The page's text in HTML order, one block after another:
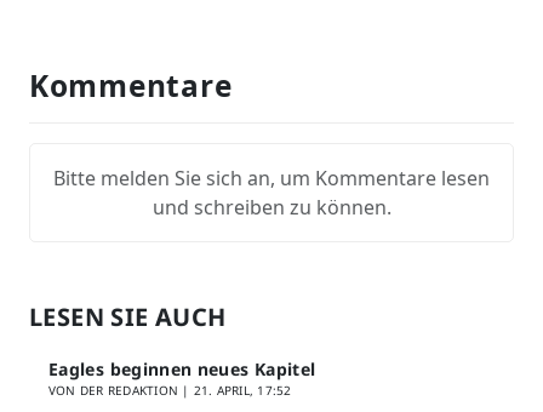
Kommentare
Bitte melden Sie sich an, um Kommentare lesen
und schreiben zu können.
LESEN SIE AUCH
Eagles beginnen neues Kapitel
VON DER REDAKTION | 21. APRIL, 17:52